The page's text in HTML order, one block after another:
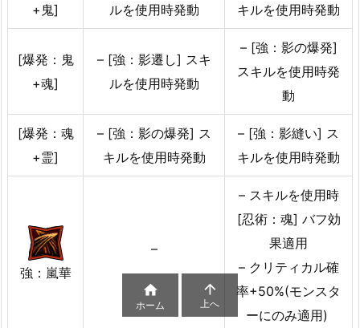
+鬼]
ルを使用時発動
キルを使用時発動
[爆発：鬼
+魂]
– [強：影遷し] スキ
ルを使用時発動
– [強：影の爆発]
スキルを使用時発
動
[爆発：魂
+霊]
– [強：影の爆発] ス
キルを使用時発動
– [強：影縫い] ス
キルを使用時発動
強：嵐華
–
– スキルを使用時
[忍術：魂] バフ効
果適用
– クリティカル確
率+50%(モンスタ
ーにのみ適用)

ホーム

上へ